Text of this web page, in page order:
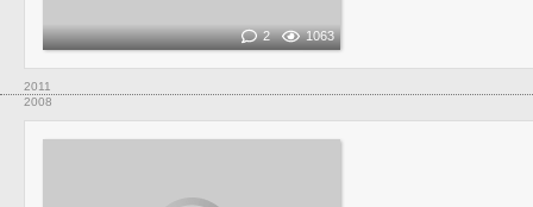
2 1063
2011
2008